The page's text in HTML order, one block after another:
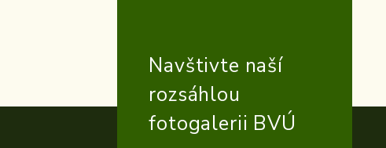
Navštivte naší
rozsáhlou
fotogalerii BVÚ